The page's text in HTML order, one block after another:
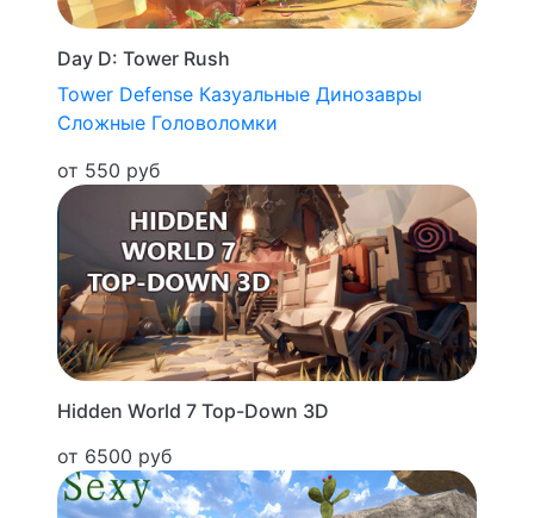
Day D: Tower Rush
Tower Defense Казуальные Динозавры
Сложные Головоломки
от 550 руб
Hidden World 7 Top-Down 3D
от 6500 руб